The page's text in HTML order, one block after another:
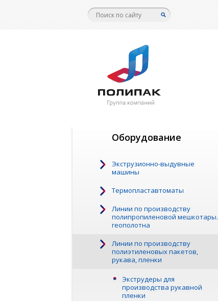
Оборудование
Экструзионно-выдувные
машины
Термопластавтоматы
Линии по производству
полипропиленовой мешкотары.
геополотна
Линии по производству
полиэтиленовых пакетов,
рукава, пленки
Экструдеры для
производства рукавной
пленки